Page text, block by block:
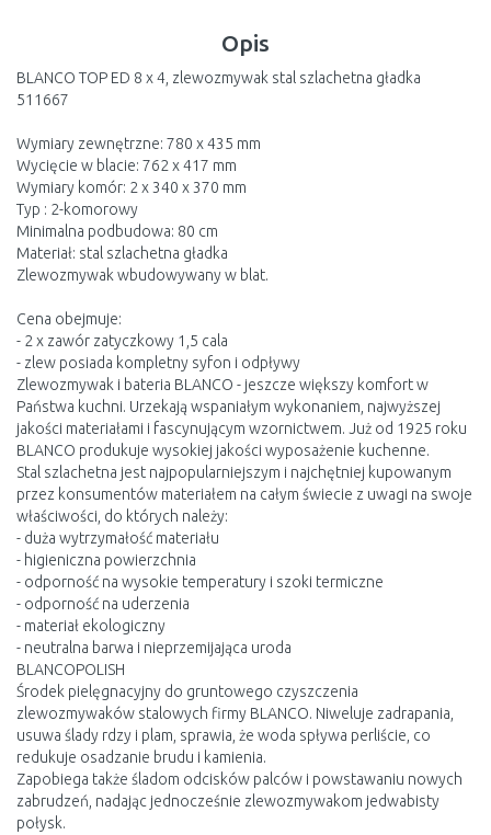
Opis
BLANCO TOP ED 8 x 4, zlewozmywak stal szlachetna gładka
511667
Wymiary zewnętrzne: 780 x 435 mm
Wycięcie w blacie: 762 x 417 mm
Wymiary komór: 2 x 340 x 370 mm
Typ : 2-komorowy
Minimalna podbudowa: 80 cm
Materiał: stal szlachetna gładka
Zlewozmywak wbudowywany w blat.
Cena obejmuje:
- 2 x zawór zatyczkowy 1,5 cala
- zlew posiada kompletny syfon i odpływy
Zlewozmywak i bateria BLANCO - jeszcze większy komfort w
Państwa kuchni. Urzekają wspaniałym wykonaniem, najwyższej
jakości materiałami i fascynującym wzornictwem. Już od 1925 roku
BLANCO produkuje wysokiej jakości wyposażenie kuchenne.
Stal szlachetna jest najpopularniejszym i najchętniej kupowanym
przez konsumentów materiałem na całym świecie z uwagi na swoje
właściwości, do których należy:
- duża wytrzymałość materiału
- higieniczna powierzchnia
- odporność na wysokie temperatury i szoki termiczne
- odporność na uderzenia
- materiał ekologiczny
- neutralna barwa i nieprzemijająca uroda
BLANCOPOLISH
Środek pielęgnacyjny do gruntowego czyszczenia
zlewozmywaków stalowych firmy BLANCO. Niweluje zadrapania,
usuwa ślady rdzy i plam, sprawia, że woda spływa perliście, co
redukuje osadzanie brudu i kamienia.
Zapobiega także śladom odcisków palców i powstawaniu nowych
zabrudzeń, nadając jednocześnie zlewozmywakom jedwabisty
połysk.